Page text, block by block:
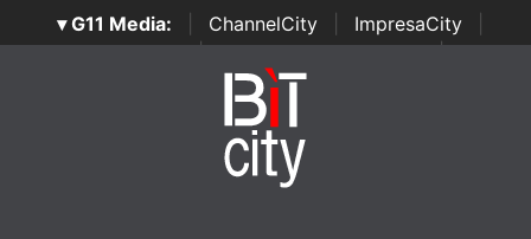
▾ G11 Media: ChannelCity ImpresaCity
SecurityOpenLab | Italian Channel Awards | Italian
Italian Security Awards